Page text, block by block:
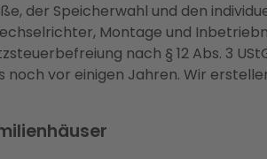
der Speicherwahl und den
Montage und
nach § 12 Abs. 3
vor einigen Jahren. Wir